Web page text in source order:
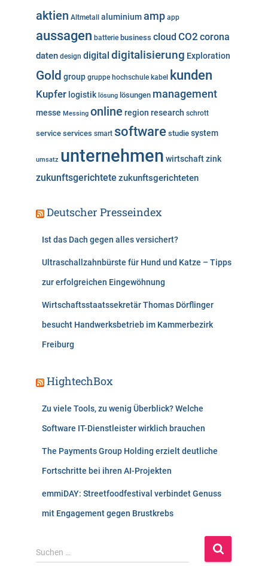
r
i
n
aktien Altmetall aluminiumamp app
aussagen batterie business cloud CO2 corona
daten design digital digitalisierung Exploration
Gold group gruppe hochschule kabel kunden
Kupfer logistik lösung lösungen management
messe Messing online region research schrott
service services smart software studie system
umsatz unternehmen wirtschaftzink
zukunftsgerichtete zukunftsgerichteten
Deutscher Presseindex
Ist das Dach gegen alles versichert?
Ultraschallzahnbürste für Hund und Katze – Tipps
zur erfolgreichen Eingewöhnung
Wirtschaftsstaatssekretär Thomas Dörflinger
besucht Handwerksbetrieb im Kammerbezirk
Freiburg
HightechBox
Zu viele Tools, zu wenig Überblick? Welche
Software IT-Dienstleister wirklich brauchen
The Payments Group Holding erzielt deutliche
Fortschritte bei ihren AI-Projekten
emmiDAY: Streetfoodfestival verbindet Genuss
mit Engagement gegen Brustkrebs
S
u
Suchen …